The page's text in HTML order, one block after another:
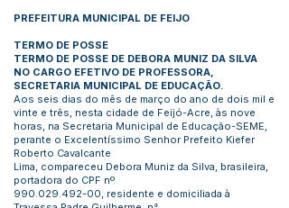
PREFEITURA MUNICIPAL DE FEIJO
TERMO DE POSSE
TERMO DE POSSE DE DEBORA MUNIZ DA SILVA
NO CARGO EFETIVO DE PROFESSORA,
SECRETARIA MUNICIPAL DE EDUCAÇÃO.
Aos seis dias do mês de março do ano de dois mil e
vinte e três, nesta cidade de Feijó-Acre, às nove
horas, na Secretaria Municipal de Educação-SEME,
perante o Excelentíssimo Senhor Prefeito Kiefer
Roberto Cavalcante
Lima, compareceu Debora Muniz da Silva, brasileira,
portadora do CPF nº
990.029.492-00, residente e domiciliada à